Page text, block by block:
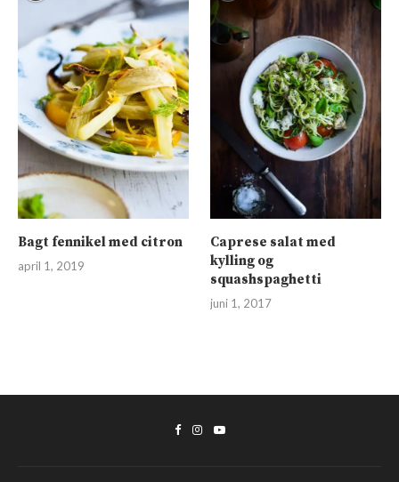
Bagt fennikel med citron
april 1, 2019
Caprese salat med
kylling og
squashspaghetti
juni 1, 2017